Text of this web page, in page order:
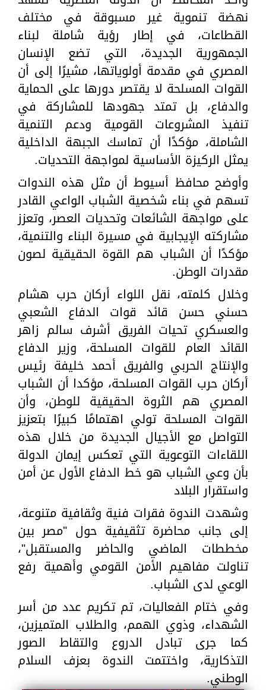
نهضة تنموية غير مسبوقة في مختلف
القطاعات، في إطار رؤية شاملة لبناء
الجمهورية الجديدة، التي تضع الإنسان
المصري في مقدمة أولوياتها، مشيرًا إلى أن
القوات المسلحة لا يقتصر دورها على الحماية
والدفاع، بل تمتد جهودها للمشاركة في
تنفيذ المشروعات القومية ودعم التنمية
الشاملة، مؤكدًا أن تماسك الجبهة الداخلية
يمثل الركيزة الأساسية لمواجهة التحديات.
وأوضح محافظ أسيوط أن مثل هذه الندوات
تسهم في بناء شخصية الشباب الواعي القادر
على مواجهة الشائعات وتحديات العصر، وتعزز
مشاركته الإيجابية في مسيرة البناء والتنمية،
مؤكدًا أن الشباب هم القوة الحقيقية لصون
مقدرات الوطن.
وخلال كلمته، نقل اللواء أركان حرب هشام
حسني حسن قائد قوات الدفاع الشعبي
والعسكري تحيات الفريق أشرف سالم زاهر
القائد العام للقوات المسلحة، وزير الدفاع
والإنتاج الحربي والفريق أحمد خليفة رئيس
أركان حرب القوات المسلحة، مؤكدا أن الشباب
المصري هم الثروة الحقيقية للوطن، وأن
القوات المسلحة تولي اهتمامًا كبيرًا بتعزيز
التواصل مع الأجيال الجديدة من خلال هذه
اللقاءات التوعوية التي تعكس إيمان الدولة
بأن وعي الشباب هو خط الدفاع الأول عن أمن
واستقرار البلاد
وشهدت الندوة فقرات فنية وثقافية متنوعة،
إلى جانب محاضرة تثقيفية حول "مصر بين
مخططات الماضي والحاضر والمستقبل"،
تناولت مفاهيم الأمن القومي وأهمية رفع
الوعي لدى الشباب.
وفي ختام الفعاليات، تم تكريم عدد من أسر
الشهداء، وذوي الهمم، والطلاب المتميزين،
كما جرى تبادل الدروع والتقاط الصور
التذكارية، واختتمت الندوة بعزف السلام
الوطني.